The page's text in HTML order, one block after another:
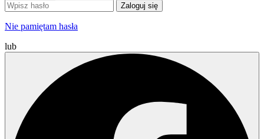
Zaloguj się
Nie pamiętam hasła
lub